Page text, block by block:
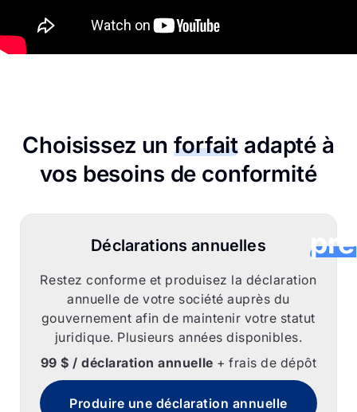
Choisissez unforfait adapté à
vos besoins de conformité
Déclarations annuelles
Restez conforme et produisez la déclaration
annuelle de votre société auprès du
gouvernement afin de maintenir votre statut
juridique. Plusieurs années disponibles.
99 $ / déclaration annuelle + frais de dépôt
Produire une déclaration annuelle
de